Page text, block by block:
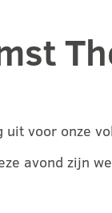
uit voor onze
avond zijn